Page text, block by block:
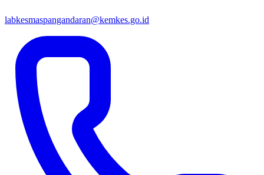
labkesmaspangandaran@kemkes.go.id